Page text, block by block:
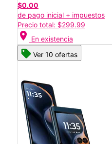
$0.00
de pago inicial + impuestos
Precio total: $299.99
location_on En existencia
Ver 10 ofertas